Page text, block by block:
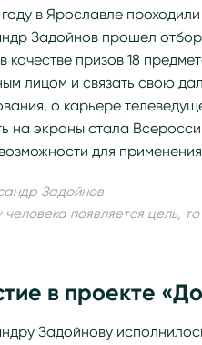
в Ярославле
Задойнов прошел
качестве призов 18
лицом и связать свою
о карьере
на экраны стала
для
человека появляется цель,
в проекте
Задойнову